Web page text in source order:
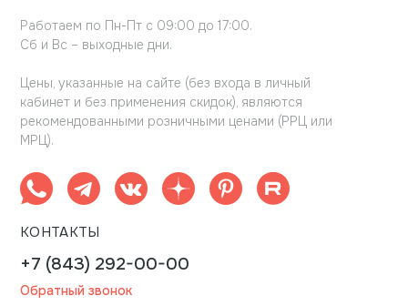
Работаем по Пн-Пт с 09:00 до 17:00.
Сб и Вс – выходные дни.
Цены, указанные на сайте (без входа в личный
кабинет и без применения скидок), являются
рекомендованными розничными ценами (РРЦ или
МРЦ).
КОНТАКТЫ
+7 (843) 292-00-00
Обратный звонок